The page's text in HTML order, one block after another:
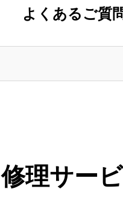
よくあるご質
修理サー